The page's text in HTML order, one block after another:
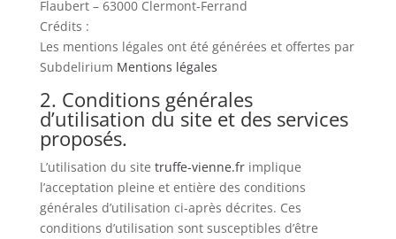
Flaubert – 63000 Clermont-Ferrand
Crédits :
Les mentions légales ont été générées et offertes par
Subdelirium Mentions légales
2. Conditions générales
d’utilisation du site et des services
proposés.
L’utilisation du site truffe-vienne.frimplique
l’acceptation pleine et entière des conditions
générales d’utilisation ci-après décrites. Ces
conditions d’utilisation sont susceptibles d’être